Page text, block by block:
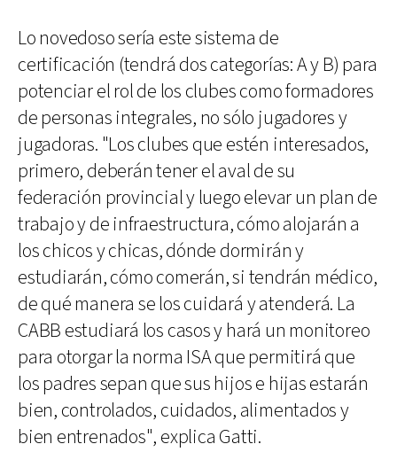
Lo novedoso sería este sistema de
certificación (tendrá dos categorías: A y B) para
potenciar el rol de los clubes como formadores
de personas integrales, no sólo jugadores y
jugadoras. "Los clubes que estén interesados,
primero, deberán tener el aval de su
federación provincial y luego elevar un plan de
trabajo y de infraestructura, cómo alojarán a
los chicos y chicas, dónde dormirán y
estudiarán, cómo comerán, si tendrán médico,
de qué manera se los cuidará y atenderá. La
CABB estudiará los casos y hará un monitoreo
para otorgar la norma ISA que permitirá que
los padres sepan que sus hijos e hijas estarán
bien, controlados, cuidados, alimentados y
bien entrenados", explica Gatti.